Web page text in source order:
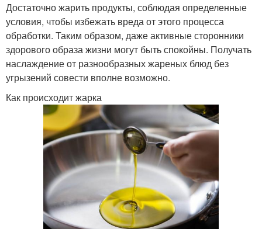
Достаточно жарить продукты, соблюдая определенные
условия, чтобы избежать вреда от этого процесса
обработки. Таким образом, даже активные сторонники
здорового образа жизни могут быть спокойны. Получать
наслаждение от разнообразных жареных блюд без
угрызений совести вполне возможно.
Как происходит жарка